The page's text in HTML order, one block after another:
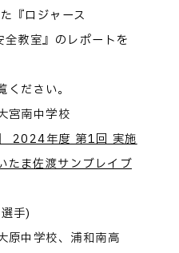
『ロジャース
教室』のレポートを
ださい。
宮南中学校
2024年度 第1回 実施
たま佐渡サンブレイブ
手)
中学校、浦和南高